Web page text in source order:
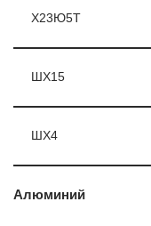
Х23Ю5Т
ШХ15
ШХ4
Алюминий